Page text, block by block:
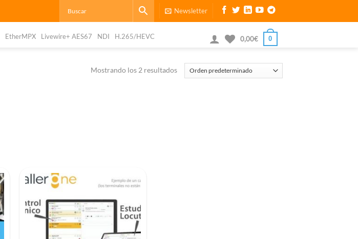
Newsletter
EtherMPX Livewire+ AES67 NDI H.265/HEVC 0,00€ 0
Mostrando los 2 resultados